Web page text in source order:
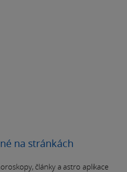
na stránkách
články a astro aplikace